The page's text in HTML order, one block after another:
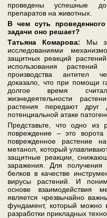
проведены успешные
препаратов на животных.
В чем суть
задачи оно решает?
Татьяна Комарова: Мы
исследованиями
защитных реакций
использования
производства антител
доказало, что при помощи
долгое время
жизнедеятельности
растения передают
потенциальной атаке
Представьте, что одно из
повреждение – это
поврежденное растение
метанол, который
защитные реакции,
заражения. Для
белков в качестве
вирусы растений. И
основе взаимодействия
является чрезвычайно
фундамент, который можно
разработки прикладных